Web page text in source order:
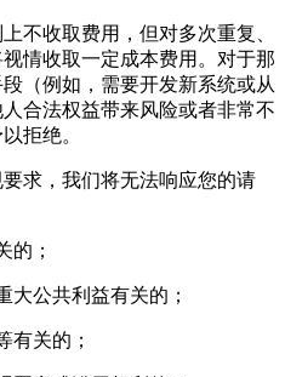
不收取费用，但对多次重复、
情收取一定成本费用。对于那
（例如，需要开发新系统或从
合法权益带来风险或者非常不
拒绝。
求，我们将无法响应您的请
的；
大公共利益有关的；
有关的；